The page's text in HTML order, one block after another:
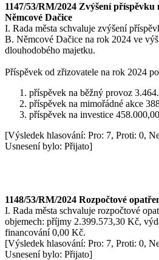
1147/53/RM/2024 Zvýšení příspěvku
Němcové Dačice
I. Rada města schvaluje zvýšení
B. Němcové Dačice na rok 2024 ve
dlouhodobého majetku.
Příspěvek od zřizovatele na rok 2024
příspěvek na běžný provoz
příspěvek na mimořádné akce
příspěvek na investice
[Výsledek hlasování: Pro: 7, Proti: 0,
Usnesení bylo: Přijato]
1148/53/RM/2024 Rozpočtové
I. Rada města schvaluje rozpočtové
objemech: příjmy 2.399.573,30 Kč,
financování 0,00 Kč.
[Výsledek hlasování: Pro: 7, Proti: 0,
Usnesení bylo: Přijato]